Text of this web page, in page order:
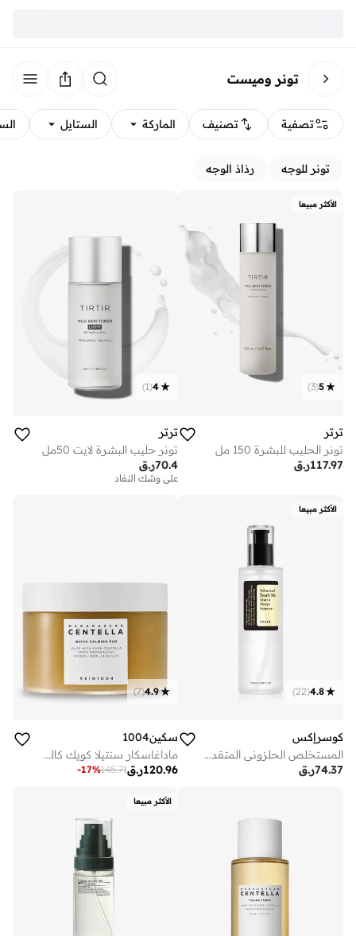
تونر وميست
تصفية تصنيف الماركة الستايل
تونر للوجه رذاذ الوجه
الأكثر مبيعا
5
(
3
)
ترتر
تونر الحليب للبشرة 150 مل
ر.ق117.97
4
(
1
)
ترتر
تونر حليب البشرة لايت 50مل
ر.ق70.4
على وشك النفاد
الأكثر مبيعا
4.8
(
22
)
كوسرإكس
المستخلص الحلزوني المتقدم سنيل 96 باور موسين
ر.ق74.37
4.9
(
7
)
سكين1004
ماداغاسكار سنتيلا كويك كالمينغ باد
ر.ق120.96
145.71
-17%
الأكثر مبيعا